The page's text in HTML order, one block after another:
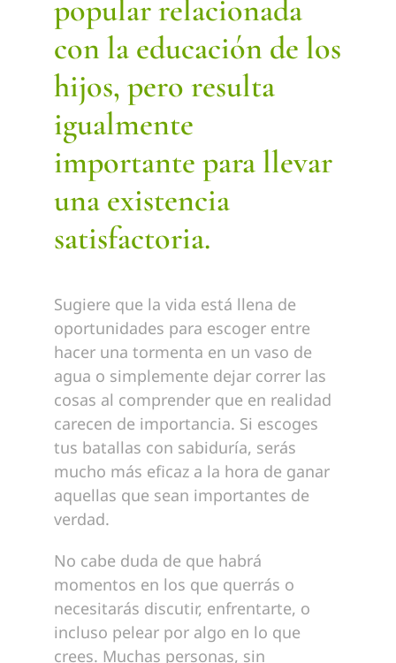
popular relacionada
con la educación de los
hijos, pero resulta
igualmente
importante para llevar
una existencia
satisfactoria.
Sugiere que la vida está llena de
oportunidades para escoger entre
hacer una tormenta en un vaso de
agua o simplemente dejar correr las
cosas al comprender que en realidad
carecen de importancia. Si escoges
tus batallas con sabiduría, serás
mucho más eficaz a la hora de ganar
aquellas que sean importantes de
verdad.
No cabe duda de que habrá
momentos en los que querrás o
necesitarás discutir, enfrentarte, o
incluso pelear por algo en lo que
crees. Muchas personas, sin